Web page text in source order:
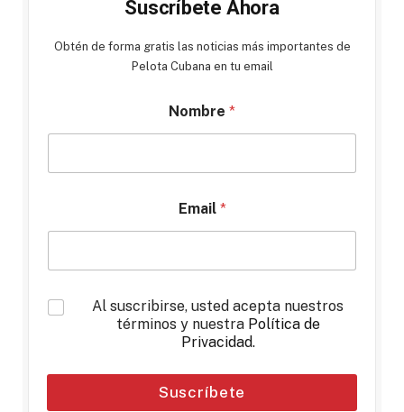
Suscríbete Ahora
Obtén de forma gratis las noticias más importantes de
Pelota Cubana en tu email
Nombre *
Email *
*
Al suscribirse, usted acepta nuestros
términos y nuestra Política de
Privacidad.
Suscríbete